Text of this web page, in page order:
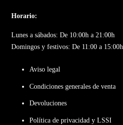
Horario:
Lunes a sábados: De 10:00h a 21:00h
Domingos y festivos: De 11:00 a 15:00h
Aviso legal
Condiciones generales de venta
Devoluciones
Política de privacidad y LSSI